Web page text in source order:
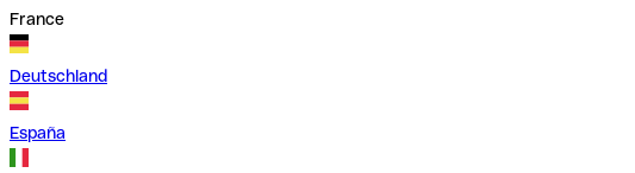
France
Deutschland
España